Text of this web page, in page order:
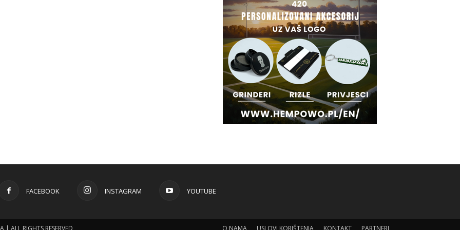
FACEBOOK INSTAGRAM YOUTUBE
O NAMA USLOVI KORIŠTENJA KONTAKT PARTNERI
ALL RIGHTS RESERVED